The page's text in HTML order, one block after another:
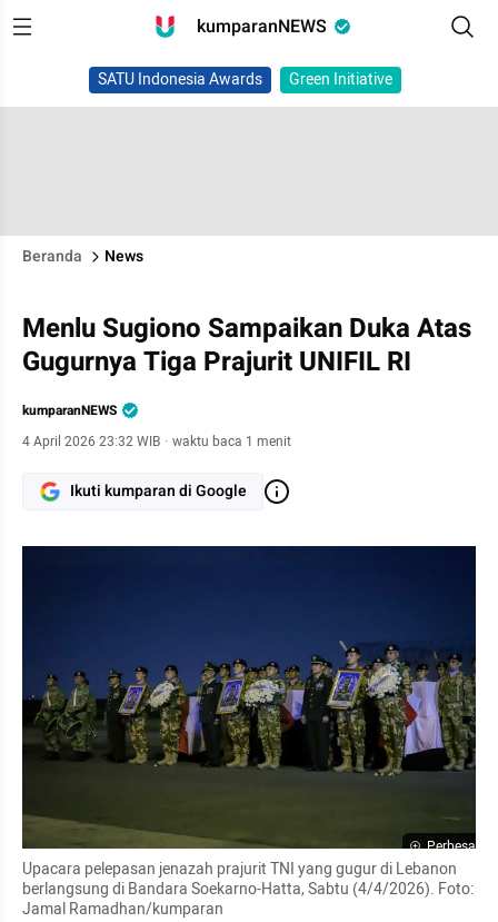
kumparanNEWS
SATU Indonesia Awards Green Initiative
Beranda News
Menlu Sugiono Sampaikan Duka Atas
Gugurnya Tiga Prajurit UNIFIL RI
kumparanNEWS
4 April 2026 23:32 WIB · waktu baca 1 menit
Ikuti kumparan di Google
Perbesar
Upacara pelepasan jenazah prajurit TNI yang gugur di Lebanon
berlangsung di Bandara Soekarno-Hatta, Sabtu (4/4/2026). Foto:
Jamal Ramadhan/kumparan